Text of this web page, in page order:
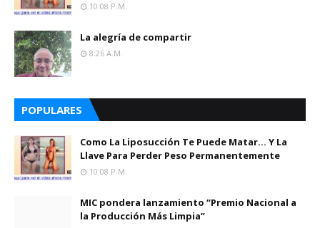
10:08 P.m.
La alegría de compartir
8:26 A.m.
POPULARES
Como La Liposucción Te Puede Matar… Y La
Llave Para Perder Peso Permanentemente
10:08 P.m.
MIC pondera lanzamiento “Premio Nacional a
la Producción Más Limpia”